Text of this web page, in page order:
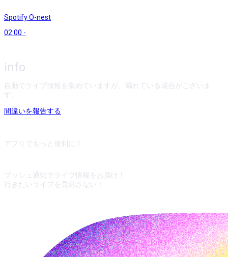
Spotify O-nest
02:00 -
info
自動でライブ情報を集めていますが、漏れている場合がございま
す。
間違いを報告する
アプリでもっと便利に！
プッシュ通知でライブ情報をお届け！
行きたいライブを見逃さない！